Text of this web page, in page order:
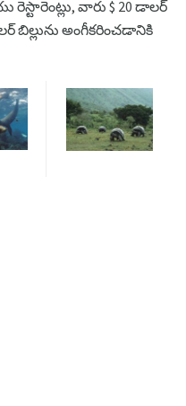
వారు $ 20 డాలర్
బిల్లును అంగీకరించడానికి